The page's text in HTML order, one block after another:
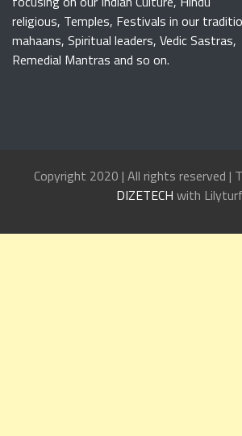
religious, Temples, Festivals in our
mahaans, Spiritual leaders, Vedic Sastras,
Remedial Mantras and so on.
Copyright 2020 | All rights reserved |
DIZETECH with